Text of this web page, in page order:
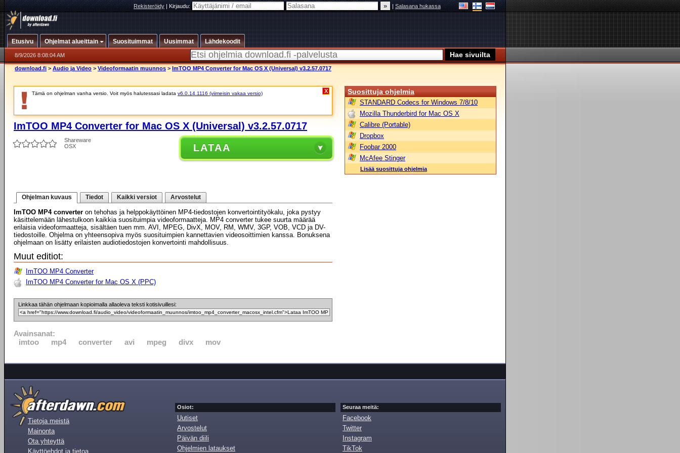
Rekisteröidy|Kirjaudu: |Salasana hukassa
Etusivu Ohjelmat alueittain Suosituimmat Uusimmat Lähdekoodit
8/9/2026 8:08:04 AM
download.fi > Audio ja Video > Videoformaatin muunnos > ImTOO MP4 Converter for Mac OS X (Universal) v3.2.57.0717
Tämä on ohjelman vanha versio. Voit myös halutessasi ladata v6.0.14.1116 (viimeisin vakaa versio) X
ImTOO MP4 Converter for Mac OS X (Universal) v3.2.57.0717
Shareware
OSX
LATAA
Ohjelman kuvaus Tiedot Kaikki versiot Arvostelut
ImTOO MP4 converter on tehohas ja helppokäyttöinen MP4-tiedostojen konvertointityökalu, joka pystyy
käsittelemään lähestulkoon kaikkia suosituimpia videoformaatteja. MP4 converter tukee suurta määrää
erilaisia videoformaatteja, sisältäen tuen mm. AVI, MPEG, DivX, MOV, RM, WMV, 3GP, VOB, VCD ja DV-
tiedostoille. Ohjelma on yhteensopiva myös suosituimpien kannettavien videosoittimien kanssa. Bonuksena
ohjelmaan on lisätty erilaisten audiotiedostojen konvertointi mahdollisuus.
Muut editiot:
ImTOO MP4 Converter
ImTOO MP4 Converter for Mac OS X (PPC)
Linkkaa tähän ohjelmaan kopioimalla allaoleva teksti kotisivuillesi:
Avainsanat:
imtoo
mp4 converter avi mpeg divx mov
Suosittuja ohjelmia
STANDARD Codecs for Windows 7/8/10
Mozilla Thunderbird for Mac OS X
Calibre (Portable)
Dropbox
Foobar 2000
McAfee Stinger
Lisää suosittuja ohjelmia
Tietoja meistä
Mainonta
Ota yhteyttä
Käyttöehdot ja tietoa
Osiot:
Uutiset
Arvostelut
Päivän diili
Ohjelmien lataukset
Seuraa meitä:
Facebook
Twitter
Instagram
TikTok